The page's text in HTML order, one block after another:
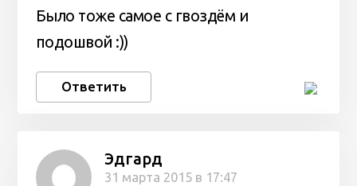
Было тоже самое с гвоздём и
подошвой :))
Ответить
Эдгард
31 марта 2015 в 17:47